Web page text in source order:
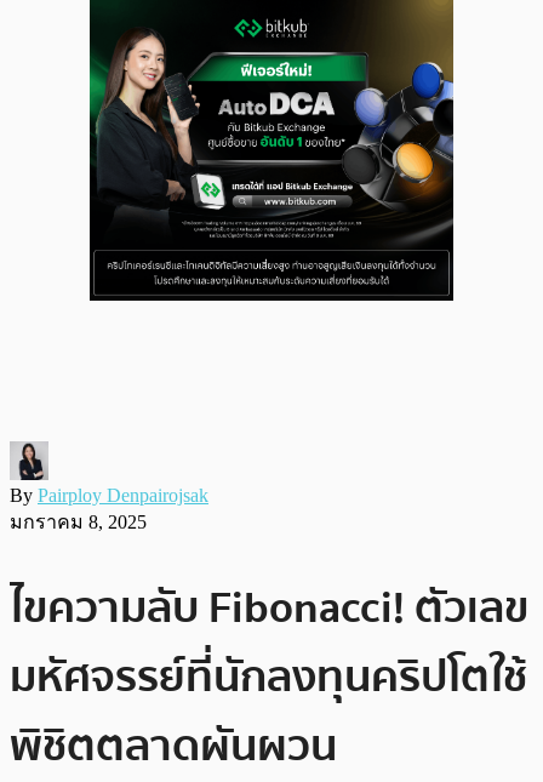
By Pairploy Denpairojsak
มกราคม 8, 2025
ไขความลับ Fibonacci! ตัวเลข
มหัศจรรย์ที่นักลงทุนคริปโตใช้
พิชิตตลาดผันผวน